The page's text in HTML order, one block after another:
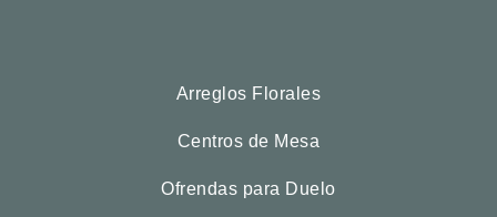
Arreglos Florales
Centros de Mesa
Ofrendas para Duelo